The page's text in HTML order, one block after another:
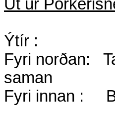
Út úr
Ýtír :
Fyri norðan:
saman ­
Fyri innan :